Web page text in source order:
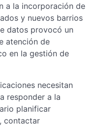
a la incorporación de
y nuevos barrios
datos provocó un
atención de
en la gestión de
necesitan
responder a la
planificar
contactar